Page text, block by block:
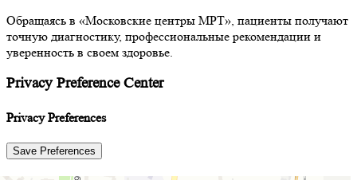
Обращаясь в «Московские центры МРТ», пациенты получают
точную диагностику, профессиональные рекомендации и
уверенность в своем здоровье.
Privacy Preference Center
Privacy Preferences